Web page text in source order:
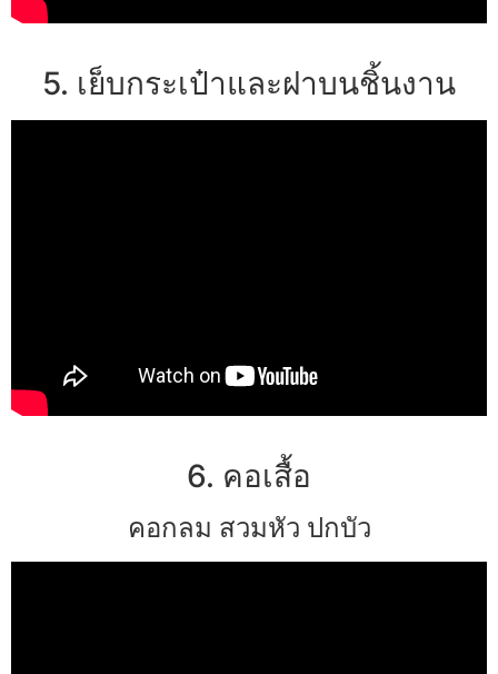
5. เย็บกระเป๋าและฝาบนชิ้นงาน
6. คอเสื้อ
คอกลม สวมหัว ปกบัว